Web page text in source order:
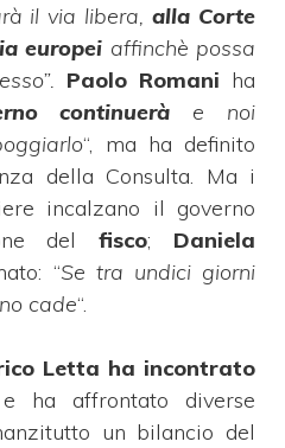
il via libera,alla Corte
europei affinchè possa
Paolo Romani ha
continuerà e noi
“, ma ha definito
della Consulta. Ma i
incalzano il governo
delfisco; Daniela
“Se tra undici giorni
cade“.
Letta ha incontrato
e ha affrontato diverse
un bilancio del